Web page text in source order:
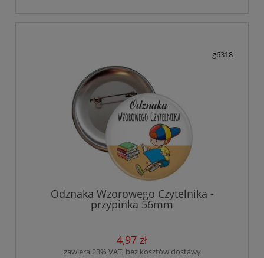
g6318
Odznaka Wzorowego Czytelnika -
przypinka 56mm
4,97 zł
zawiera 23% VAT, bez kosztów dostawy